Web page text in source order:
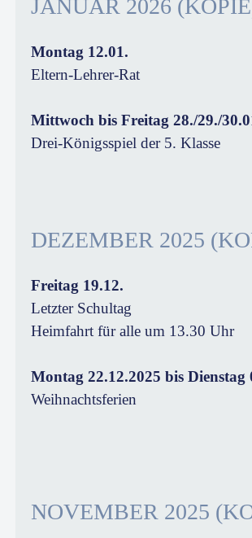
JANUAR 2026
Montag 12.01.
Eltern-Lehrer-Rat
Mittwoch bis Freitag 28./29./
Drei-Königsspiel der 5. Klasse
DEZEMBER 2025
Freitag 19.12.
Letzter Schultag
Heimfahrt für alle um 13.30 Uhr
Montag 22.12.2025 bis Dienstag
Weihnachtsferien
NOVEMBER 2025